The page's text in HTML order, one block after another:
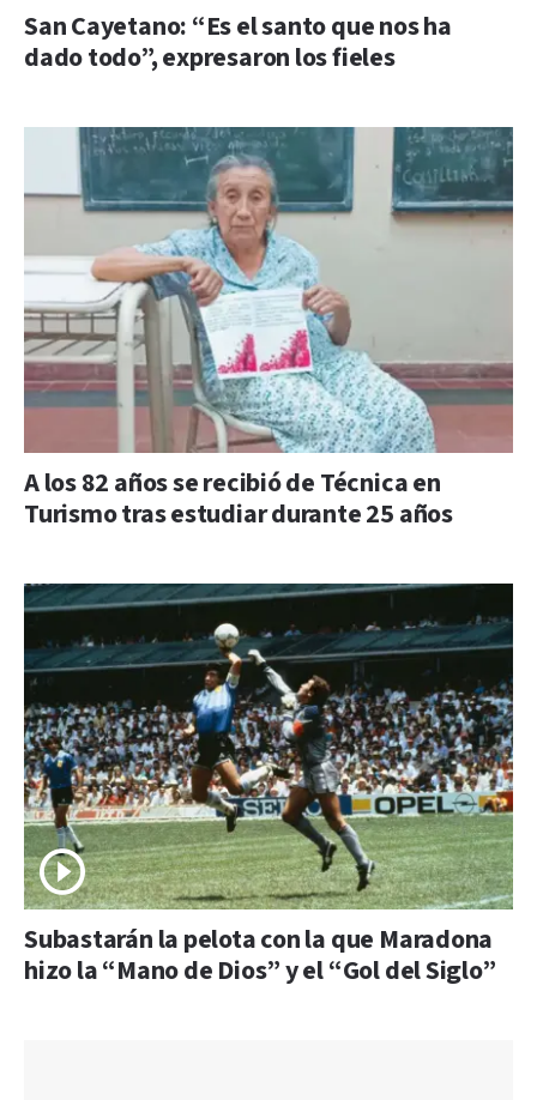
San Cayetano: “Es el santo que nos ha
dado todo”, expresaron los fieles
A los 82 años se recibió de Técnica en
Turismo tras estudiar durante 25 años
Subastarán la pelota con la que Maradona
hizo la “Mano de Dios” y el “Gol del Siglo”